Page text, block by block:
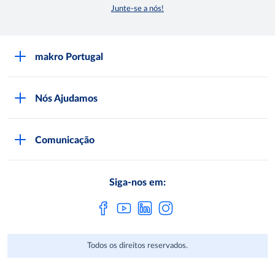
Junte-se a nós!
makro Portugal
Nós Ajudamos
Comunicação
Subscrever Newsletter
METRO AG
Siga-nos em:
Todos os direitos reservados.